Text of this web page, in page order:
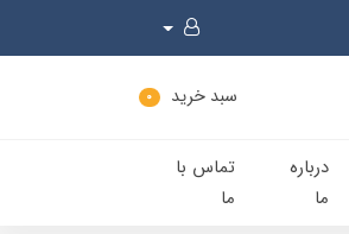
سبد خرید 0
درباره
ما
تماس با
ما